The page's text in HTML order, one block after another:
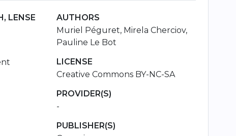
LENSE
AUTHORS
Muriel Péguret, Mirela Cherciov,
Pauline Le Bot
LICENSE
Creative Commons BY-NC-SA
PROVIDER(S)
-
PUBLISHER(S)